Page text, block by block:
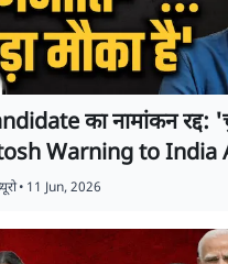
का नामांकन रद्द:
Warning to India
• 11 Jun, 2026